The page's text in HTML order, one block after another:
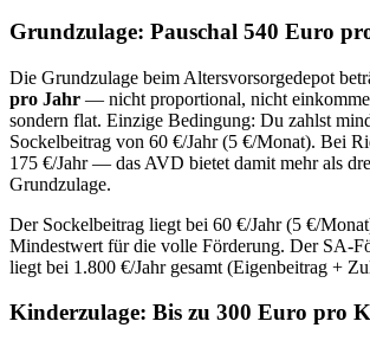
Grundzulage: Pauschal 540 Euro
Die Grundzulage beim Altersvorsorgedepot
pro Jahr — nicht proportional, nicht
sondern flat. Einzige Bedingung: Du zahlst
Sockelbeitrag von 60 €/Jahr (5 €/Monat). Bei
175 €/Jahr — das AVD bietet damit mehr als
Grundzulage.
Der Sockelbeitrag liegt bei 60 €/Jahr (5 €/
Mindestwert für die volle Förderung. Der SA-
liegt bei 1.800 €/Jahr gesamt (Eigenbeitrag +
Kinderzulage: Bis zu 300 Euro pro